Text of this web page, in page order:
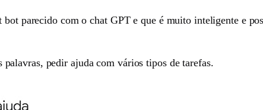
bot parecido com o chat GPT e que é muito inteligente e
pedir ajuda com vários tipos de tarefas.